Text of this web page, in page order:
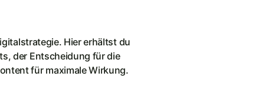
Hier erhältst du
der Entscheidung für die
für maximale Wirkung.